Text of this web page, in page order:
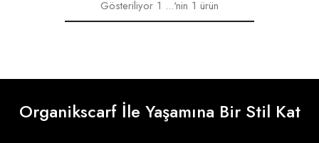
Gösteriliyor 1 ...'nin 1 ürün
Organikscarf İle Yaşamına Bir Stil Kat